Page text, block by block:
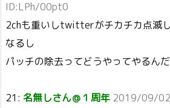
ID:LPh/00pt0
2chも重いしtwitterがチカチカ点滅
なるし
パッチの除去ってどうやってやるん
21: 名無しさん＠１周年 2019/09/